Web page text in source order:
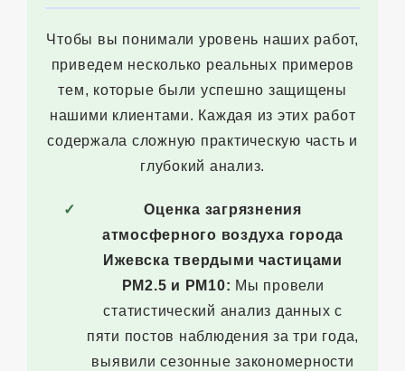
Чтобы вы понимали уровень наших работ,
приведем несколько реальных примеров
тем, которые были успешно защищены
нашими клиентами. Каждая из этих работ
содержала сложную практическую часть и
глубокий анализ.
Оценка загрязнения
атмосферного воздуха города
Ижевска твердыми частицами
PM2.5 и PM10: Мы провели
статистический анализ данных с
пяти постов наблюдения за три года,
выявили сезонные закономерности